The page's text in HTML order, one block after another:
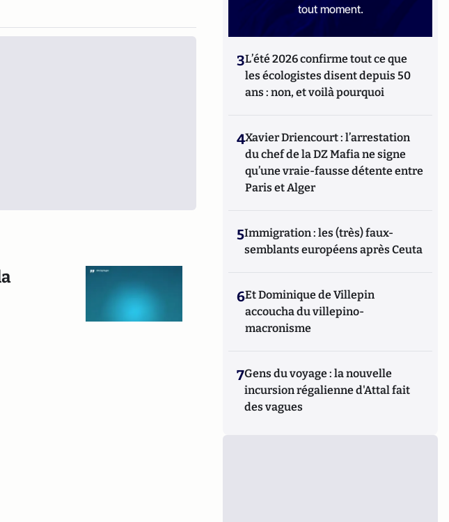
tout moment.
3L’été 2026 confirme tout ce que
les écologistes disent depuis 50
ans : non, et voilà pourquoi
4Xavier Driencourt : l’arrestation
du chef de la DZ Mafia ne signe
qu’une vraie-fausse détente entre
Paris et Alger
5Immigration : les (très) faux-
semblants européens après Ceuta
6Et Dominique de Villepin
accoucha du villepino-
macronisme
7Gens du voyage : la nouvelle
incursion régalienne d'Attal fait
des vagues